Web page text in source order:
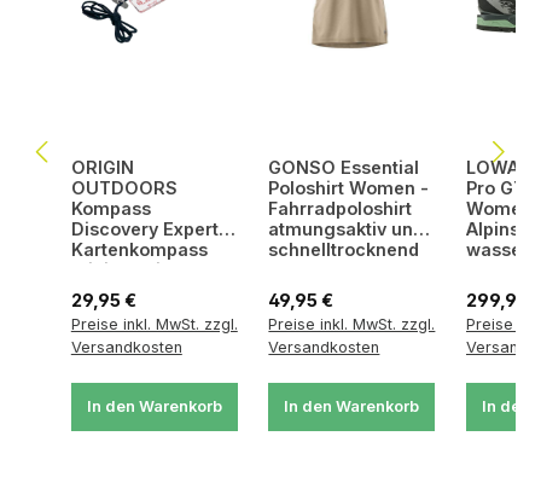
ORIGIN
OUTDOORS
Kompass
Discovery Expert -
Kartenkompass
mit integrierter
Lupe
Regulärer Preis:
29,95 €
Preise inkl. MwSt. zzgl.
Versandkosten
In den Warenkorb
GONSO Essential
Poloshirt Women -
Fahrradpoloshirt
atmungsaktiv und
schnelltrocknend
Regulärer Preis:
49,95 €
Preise inkl. MwSt. zzgl.
Versandkosten
In den Warenkorb
LOWA
Pro
Women
299,95
Preise
In den